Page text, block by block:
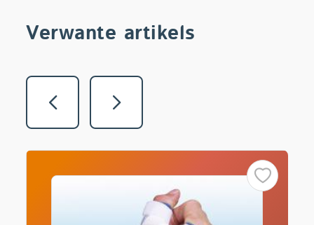
Verwante artikels
Vorige Volgende